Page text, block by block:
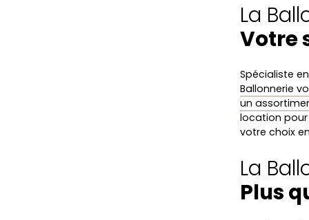
La
Votre
Spécialiste
Ballonnerie
un
location pour
votre choix
La
Plus